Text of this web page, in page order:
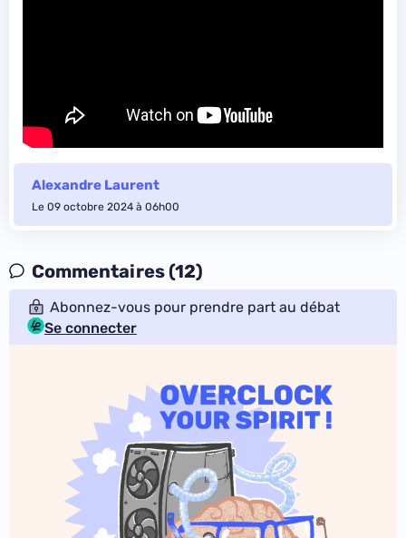
Alexandre Laurent
Le 09 octobre 2024 à 06h00
Commentaires (12)
Abonnez-vous pour prendre part au débat
Se connecter